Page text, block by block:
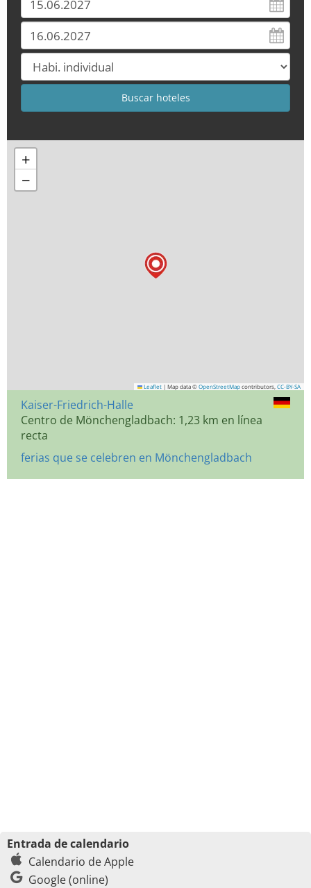
+
−
Leaflet | Map data © OpenStreetMap contributors, CC-BY-SA
Kaiser-Friedrich-Halle
Centro de Mönchengladbach: 1,23 km en línea
recta
ferias que se celebren en Mönchengladbach
Entrada de calendario
Calendario de Apple
Google (online)